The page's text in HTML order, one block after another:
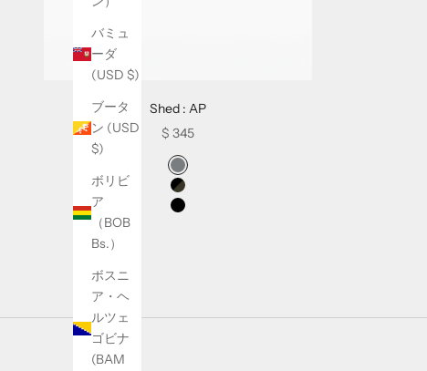
バミュ
ーダ
(USD $)
ブータ
ン (USD
$)
ボリビ
ア
（BOB
Bs.）
ボスニ
ア・ヘ
ルツェ
ゴビナ
(BAM
Shed : AP
Sale price
$ 345
Swatch Selectors for Shed : AP
グレー
ブラック・カモ
ブラック